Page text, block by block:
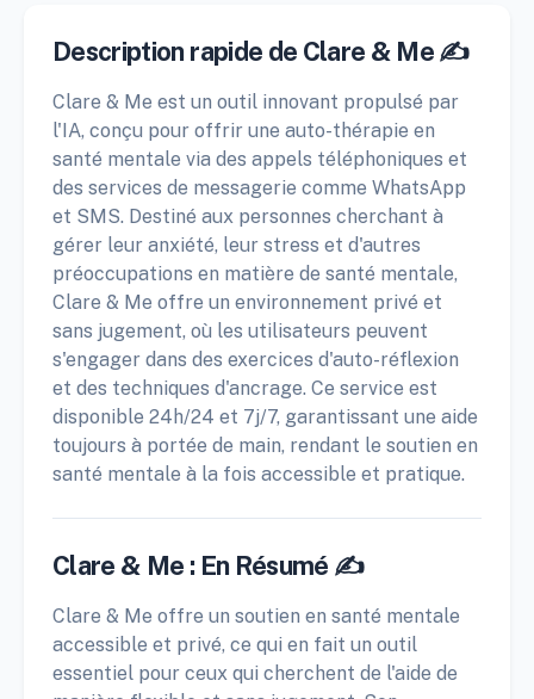
Description rapide de Clare & Me ✍️
Clare & Me est un outil innovant propulsé par
l'IA, conçu pour offrir une auto-thérapie en
santé mentale via des appels téléphoniques et
des services de messagerie comme WhatsApp
et SMS. Destiné aux personnes cherchant à
gérer leur anxiété, leur stress et d'autres
préoccupations en matière de santé mentale,
Clare & Me offre un environnement privé et
sans jugement, où les utilisateurs peuvent
s'engager dans des exercices d'auto-réflexion
et des techniques d'ancrage. Ce service est
disponible 24h/24 et 7j/7, garantissant une aide
toujours à portée de main, rendant le soutien en
santé mentale à la fois accessible et pratique.
Clare & Me : En Résumé ✍️
Clare & Me offre un soutien en santé mentale
accessible et privé, ce qui en fait un outil
essentiel pour ceux qui cherchent de l'aide de